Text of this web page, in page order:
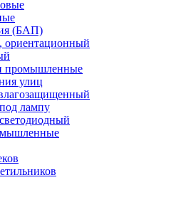
(БАП)
ориентационный
промышленные
улиц
лампу